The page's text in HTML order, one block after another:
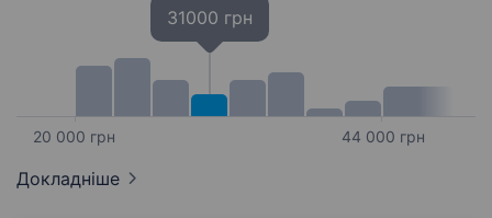
20 000 грн
31000 грн
44 000 грн
Докладніше